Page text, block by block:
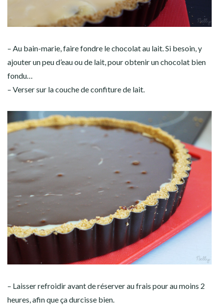
– Au bain-marie, faire fondre le chocolat au lait. Si besoin, y
ajouter un peu d’eau ou de lait, pour obtenir un chocolat bien
fondu…
– Verser sur la couche de confiture de lait.
– Laisser refroidir avant de réserver au frais pour au moins 2
heures, afin que ça durcisse bien.